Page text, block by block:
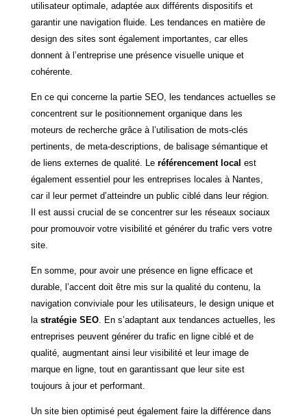
utilisateur optimale, adaptée aux différents dispositifs et
garantir une navigation fluide. Les tendances en matière de
design des sites sont également importantes, car elles
donnent à l’entreprise une présence visuelle unique et
cohérente.
En ce qui concerne la partie SEO, les tendances actuelles se
concentrent sur le positionnement organique dans les
moteurs de recherche grâce à l’utilisation de mots-clés
pertinents, de meta-descriptions, de balisage sémantique et
de liens externes de qualité. Leréférencement local est
également essentiel pour les entreprises locales à Nantes,
car il leur permet d’atteindre un public ciblé dans leur région.
Il est aussi crucial de se concentrer sur les réseaux sociaux
pour promouvoir votre visibilité et générer du trafic vers votre
site.
En somme, pour avoir une présence en ligne efficace et
durable, l’accent doit être mis sur la qualité du contenu, la
navigation conviviale pour les utilisateurs, le design unique et
la stratégie SEO. En s’adaptant aux tendances actuelles, les
entreprises peuvent générer du trafic en ligne ciblé et de
qualité, augmentant ainsi leur visibilité et leur image de
marque en ligne, tout en garantissant que leur site est
toujours à jour et performant.
Un site bien optimisé peut également faire la différence dans